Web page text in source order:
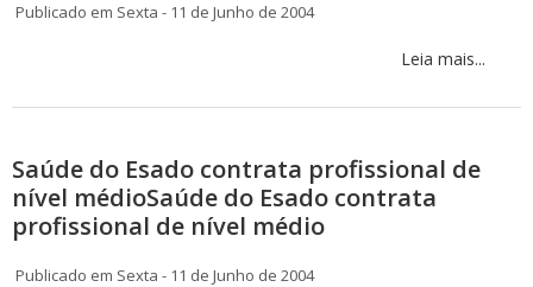
Publicado em Sexta - 11 de Junho de 2004
Leia mais...
Saúde do Esado contrata profissional de
nível médioSaúde do Esado contrata
profissional de nível médio
Publicado em Sexta - 11 de Junho de 2004